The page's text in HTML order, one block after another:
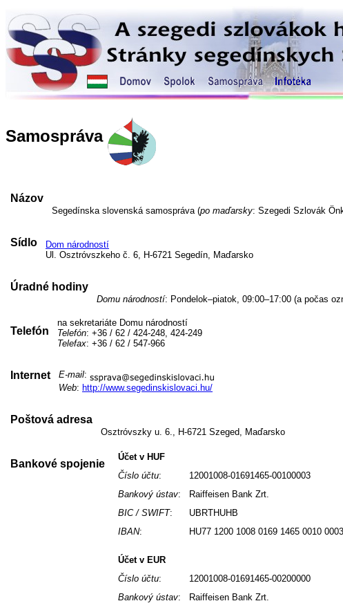
Samospráva
Názov
Segedínska slovenská samospráva (po maďarsky: Szegedi Szlovák
Sídlo
Dom národností
Ul. Osztróvszkeho č. 6, H-6721 Segedín, Maďarsko
Úradné hodiny
Domu národností: Pondelok–piatok, 09:00–17:00 (a počas
Telefón
na sekretariáte Domu národností
Telefón: +36 / 62 / 424-248, 424-249
Telefax: +36 / 62 / 547-966
Internet E-mail:
Web: http://www.segedinskislovaci.hu/
Poštová adresa
Osztróvszky u. 6., H-6721 Szeged, Maďarsko
Bankové spojenie
Účet v HUF
Číslo účtu:
12001008-01691465-00100003
Bankový ústav:
Raiffeisen Bank Zrt.
BIC / SWIFT:
UBRTHUHB
IBAN: HU77 1200 1008 0169 1465 0010 0003
Účet v EUR
Číslo účtu:
12001008-01691465-00200000
Bankový ústav:
Raiffeisen Bank Zrt.